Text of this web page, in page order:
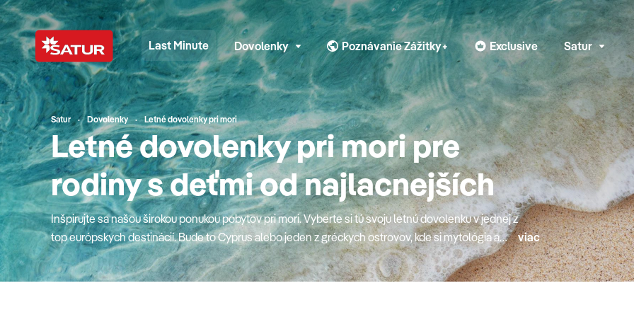
Last Minute Dovolenky Poznávanie Zážitky+ Exclusive Satur
Satur Dovolenky Letné dovolenky pri mori
Letné dovolenky pri mori pre
rodiny s deťmi od najlacnejších
Inšpirujte sa našou širokou ponukou pobytov pri mori. Vyberte si tú svoju letnú dovolenku v jednej z
top európskych destinácií. Bude to Cyprus alebo jeden z gréckych ostrovov, kde si mytológia a
krásne pláže podali ruky? Obľúbené Turecko s najlepším all inclusive konceptom alebo radšej
krásny podmorský svet Červeného mora v Egypte či hit minulého leta, "egyptský Karibik" v Marsa
viac